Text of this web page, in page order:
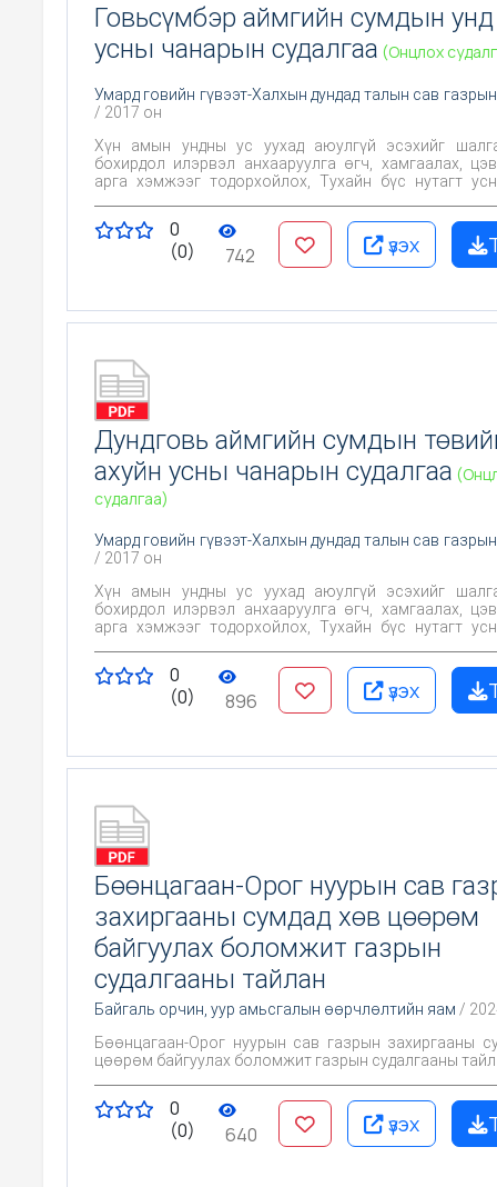
Говьсүмбэр аймгийн сумдын унд
усны чанарын судалгаа (Онцлох
Умард говийн гүвээт-Халхын дундад талын сав
/ 2017 он
Хүн амын ундны ус уухад аюулгүй эсэхийг шалгах,
бохирдол илэрвэл анхааруулга өгч, хамгаалах,
арга хэмжээг тодорхойлох, Тухайн бүс нутагт усны чанарт
0
(0)
742 үзэх
Дундговь аймгийн сумдын
ахуйн усны чанарын судалгаа
судалгаа)
Умард говийн гүвээт-Халхын дундад талын сав
/ 2017 он
Хүн амын ундны ус уухад аюулгүй эсэхийг шалгах,
бохирдол илэрвэл анхааруулга өгч, хамгаалах,
арга хэмжээг тодорхойлох, Тухайн бүс нутагт усны чанарт
0
(0)
896 үзэх
Бөөнцагаан-Орог нуурын сав
захиргааны сумдад хөв цөөрөм
байгуулах боломжит газрын
судалгааны тайлан
Байгаль орчин, уур амьсгалын өөрчлөлтийн яам /
Бөөнцагаан-Орог нуурын сав газрын захиргааны
цөөрөм байгуулах боломжит газрын судалгааны
0
(0)
640 үзэх